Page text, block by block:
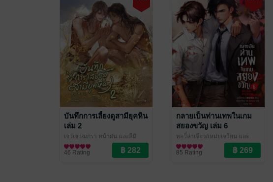
บันทึกการเลี้ยงดูสามียุคหิน
เล่ม 2
เจว๋เจว๋/มกรา หน้าฝน และลีมิ
นเบีย/ Lilac Novel
นิยายวาย Boy Love / Yaoi
46 Rating
กลายเป็นท่านเทพในเกม
สยองขวัญ เล่ม 6
หูอวี๋ล่าเจียว/เหม่ยเจวียน และ
xiinxiin/ Lilac Novel
นิยายวาย Boy Love / Yaoi
85 Rating